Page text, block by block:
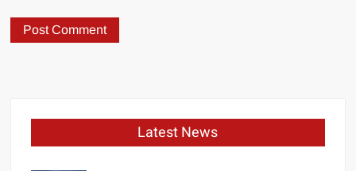
Latest News